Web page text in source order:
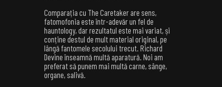
Comparația cu The Caretaker are sens,
fatomofonia este într-adevăr un fel de
hauntology, dar rezultatul este mai variat, și
conține destul de mult material original, pe
lângă fantomele secolului trecut. Richard
Devine înseamnă multă aparatură. Noi am
preferat să punem mai multă carne, sânge,
organe, salivă.